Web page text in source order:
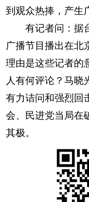
到观众热捧，产生
有记者问：据
广播节目播出在北
理由是这些记者的
人有何评论？马晓
有力诘问和强烈回
会、民进党当局在
其极。